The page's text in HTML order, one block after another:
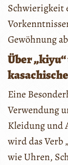
Schwierigkeit
Gewöhnung
Über
Eine
Verwendung
Kleidung und
wird das Verb „
wie Uhren,